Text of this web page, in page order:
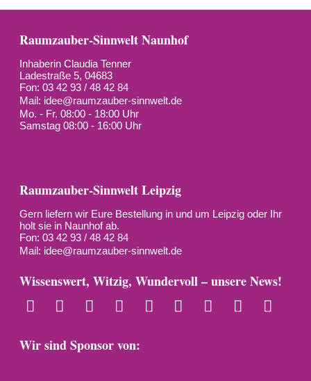
Raumzauber-Sinnwelt Naunhof
Inhaberin Claudia Tenner
Ladestraße 5, 04683
Fon: 03 42 93 / 48 42 84
Mail: idee@raumzauber-sinnwelt.de
Mo. - Fr. 08:00 - 18:00 Uhr
Samstag 08:00 - 16:00 Uhr
Raumzauber-Sinnwelt Leipzig
Gern liefern wir Eure Bestellung in und um Leipzig oder Ihr
holt sie in Naunhof ab.
Fon: 03 42 93 / 48 42 84
Mail: idee@raumzauber-sinnwelt.de
Wissenswert, Witzig, Wundervoll – unsere News!
Wir sind Sponsor von: